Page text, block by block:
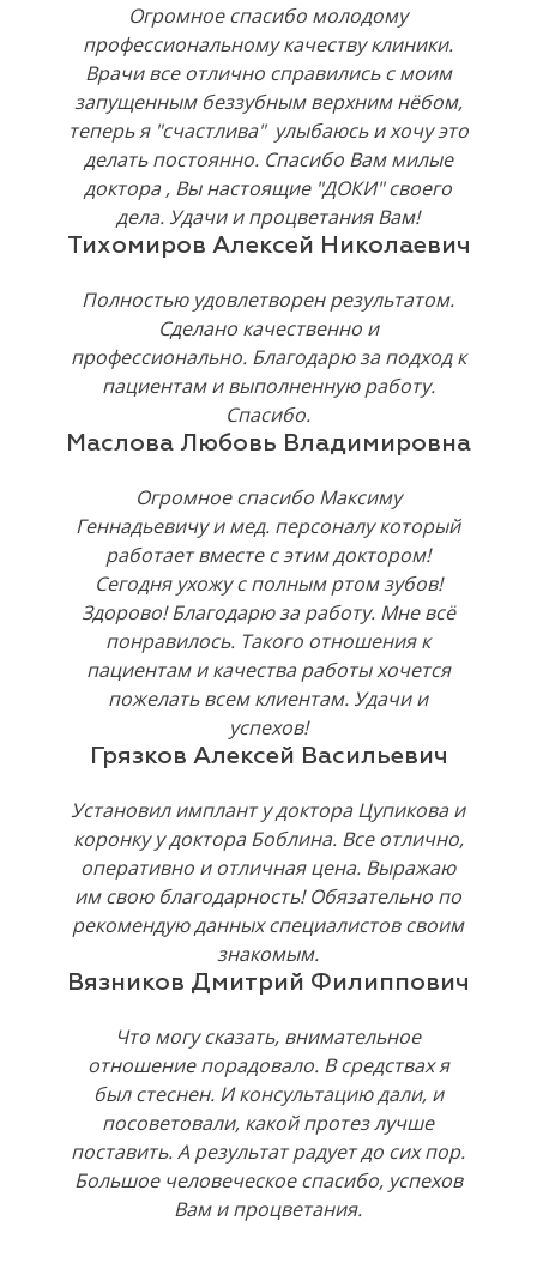
Огромное спасибо молодому
профессиональному качеству клиники.
Врачи все отлично справились с моим
запущенным беззубным верхним нёбом,
теперь я "счастлива" улыбаюсь и хочу это
делать постоянно. Спасибо Вам милые
доктора , Вы настоящие "ДОКИ" своего
дела. Удачи и процветания Вам!
Тихомиров Алексей Николаевич
Полностью удовлетворен результатом.
Сделано качественно и
профессионально. Благодарю за подход к
пациентам и выполненную работу.
Спасибо.
Маслова Любовь Владимировна
Огромное спасибо Максиму
Геннадьевичу и мед. персоналу который
работает вместе с этим доктором!
Сегодня ухожу с полным ртом зубов!
Здорово! Благодарю за работу. Мне всё
понравилось. Такого отношения к
пациентам и качества работы хочется
пожелать всем клиентам. Удачи и
успехов!
Грязков Алексей Васильевич
Установил имплант у доктора Цупикова и
коронку у доктора Боблина. Все отлично,
оперативно и отличная цена. Выражаю
им свою благодарность! Обязательно по
рекомендую данных специалистов своим
знакомым.
Вязников Дмитрий Филиппович
Что могу сказать, внимательное
отношение порадовало. В средствах я
был стеснен. И консультацию дали, и
посоветовали, какой протез лучше
поставить. А результат радует до сих пор.
Большое человеческое спасибо, успехов
Вам и процветания.